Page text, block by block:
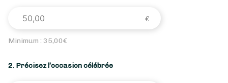
Minimum : 35,00€
2. Précisez l’occasion célébrée